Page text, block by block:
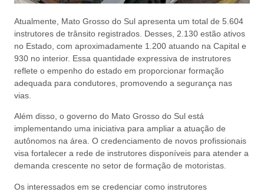
Atualmente, Mato Grosso do Sul apresenta um total de 5.604
instrutores de trânsito registrados. Desses, 2.130 estão ativos
no Estado, com aproximadamente 1.200 atuando na Capital e
930 no interior. Essa quantidade expressiva de instrutores
reflete o empenho do estado em proporcionar formação
adequada para condutores, promovendo a segurança nas
vias.
Além disso, o governo do Mato Grosso do Sul está
implementando uma iniciativa para ampliar a atuação de
autônomos na área. O credenciamento de novos profissionais
visa fortalecer a rede de instrutores disponíveis para atender a
demanda crescente no setor de formação de motoristas.
Os interessados em se credenciar como instrutores